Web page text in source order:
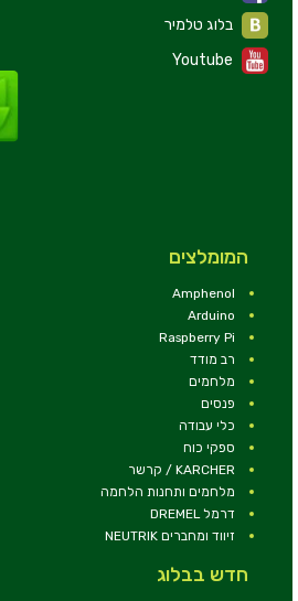
Youtube
המומלצים
Amphenol
Arduino
Raspberry Pi
רב מודד
מלחמים
פנסים
כלי עבודה
ספקי כוח
KARCHER / קרשר
מלחמים ותחנות הלחמה
דרמל DREMEL
זיווד ומחברים NEUTRIK
חדש בבלוג